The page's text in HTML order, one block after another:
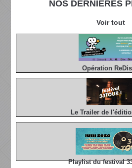
NOS DERNIÈRES
Voir tout
Opération
Le Trailer de
Playlist du festival